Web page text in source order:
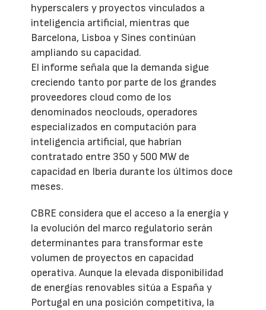
hyperscalers y proyectos vinculados a
inteligencia artificial, mientras que
Barcelona, Lisboa y Sines continúan
ampliando su capacidad.
El informe señala que la demanda sigue
creciendo tanto por parte de los grandes
proveedores cloud como de los
denominados neoclouds, operadores
especializados en computación para
inteligencia artificial, que habrían
contratado entre 350 y 500 MW de
capacidad en Iberia durante los últimos doce
meses.
CBRE considera que el acceso a la energía y
la evolución del marco regulatorio serán
determinantes para transformar este
volumen de proyectos en capacidad
operativa. Aunque la elevada disponibilidad
de energías renovables sitúa a España y
Portugal en una posición competitiva, la